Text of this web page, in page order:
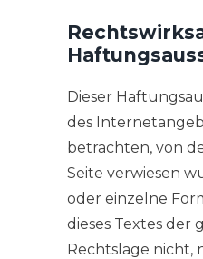
Dieser
des
betrachten, von
Seite verwiesen
oder einzelne
dieses Textes der
Rechtslage nicht,